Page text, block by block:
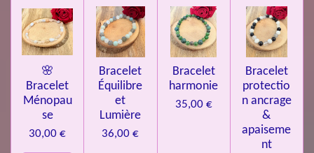
🌸
Bracelet
Ménopau
se
30,00 €
Bracelet
Équilibre
et
Lumière
36,00 €
Bracelet
harmonie
35,00 €
Bracelet
protectio
n ancrage
&
apaiseme
nt